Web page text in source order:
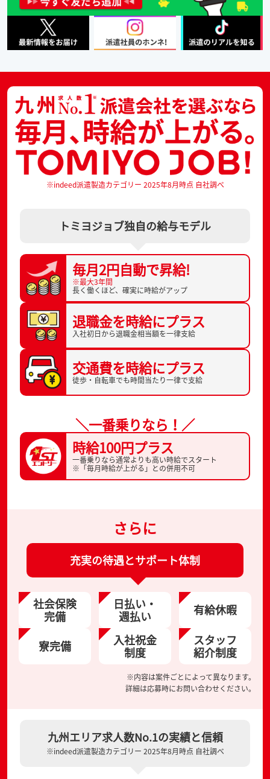
※indeed派遣製造カテゴリー 2025年8月時点 自社調べ
トミヨジョブ独自の給与モデル
毎月2円自動で昇給!
※最大3年間
長く働くほど、 確実に時給がアップ
退職金を時給にプラス
入社初日から退職金相当額を一律支給
交通費を時給にプラス
徒歩・自転車でも時間当たり一律で支給
＼一番乗りなら！／
時給100円プラス
一番乗りなら通常よりも高い時給でスタート
※「毎月時給が上がる」との併用不可
さらに
充実の待遇とサポート体制
社会保険
完備
日払い・
週払い 有給休暇
寮完備 入社祝金
制度
スタッフ
紹介制度
※内容は案件ごとによって異なります。
詳細は応募時にお問い合わせください。
九州エリア求人数No.1の実績と信頼
※indeed派遣製造カテゴリー 2025年8月時点 自社調べ